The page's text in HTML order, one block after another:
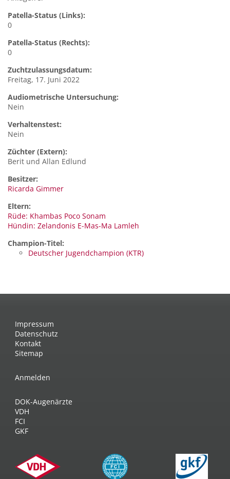
Patella-Status (Links):
0
Patella-Status (Rechts):
0
Zuchtzulassungsdatum:
Freitag, 17. Juni 2022
Audiometrische Untersuchung:
Nein
Verhaltenstest:
Nein
Züchter (Extern):
Berit und Allan Edlund
Besitzer:
Ricarda Gimmer
Eltern:
Rüde: Khambas Poco Sonam
Hündin: Zelandonis E-Mas-Ma Lamleh
Champion-Titel:
Deutscher Jugendchampion (KTR)
Impressum
Datenschutz
Kontakt
Sitemap
Anmelden
DOK-Augenärzte
VDH
FCI
GKF